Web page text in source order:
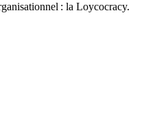
: la Loycocracy.